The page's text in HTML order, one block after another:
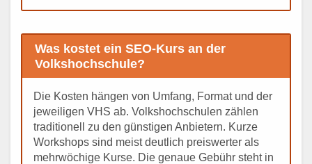
Was kostet ein SEO-Kurs an der
Volkshochschule?
Die Kosten hängen von Umfang, Format und der
jeweiligen VHS ab. Volkshochschulen zählen
traditionell zu den günstigen Anbietern. Kurze
Workshops sind meist deutlich preiswerter als
mehrwöchige Kurse. Die genaue Gebühr steht in